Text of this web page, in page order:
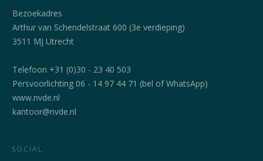
Bezoekadres
Arthur van Schendelstraat 600 (3e verdieping)
3511 MJ Utrecht
Telefoon +31 (0)30 - 23 40 503
Persvoorlichting 06 - 14 97 44 71 (bel of WhatsApp)
www.nvde.nl
kantoor@nvde.nl
SOCIAL